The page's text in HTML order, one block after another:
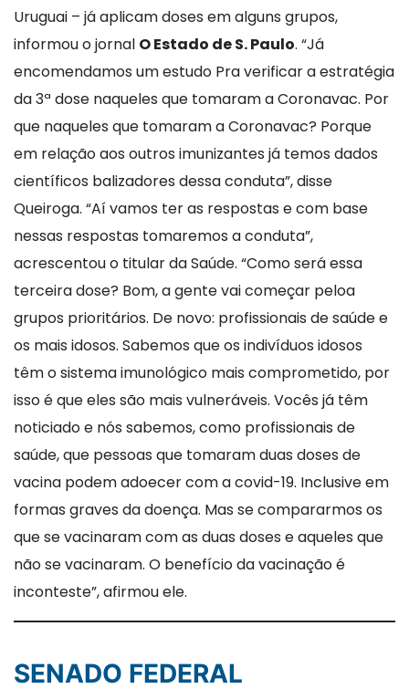
Uruguai – já aplicam doses em alguns grupos,
informou o jornal O Estado de S. Paulo. “Já
encomendamos um estudo Pra verificar a estratégia
da 3ª dose naqueles que tomaram a Coronavac. Por
que naqueles que tomaram a Coronavac? Porque
em relação aos outros imunizantes já temos dados
científicos balizadores dessa conduta”, disse
Queiroga. “Aí vamos ter as respostas e com base
nessas respostas tomaremos a conduta”,
acrescentou o titular da Saúde. “Como será essa
terceira dose? Bom, a gente vai começar peloa
grupos prioritários. De novo: profissionais de saúde e
os mais idosos. Sabemos que os indivíduos idosos
têm o sistema imunológico mais comprometido, por
isso é que eles são mais vulneráveis. Vocês já têm
noticiado e nós sabemos, como profissionais de
saúde, que pessoas que tomaram duas doses de
vacina podem adoecer com a covid-19. Inclusive em
formas graves da doença. Mas se compararmos os
que se vacinaram com as duas doses e aqueles que
não se vacinaram. O benefício da vacinação é
inconteste”, afirmou ele.
SENADO FEDERAL